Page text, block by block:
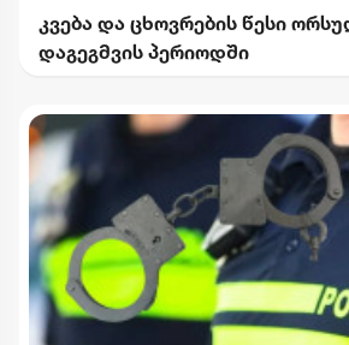
კვება და ცხოვრების წესი
დაგეგმვის პერიოდში